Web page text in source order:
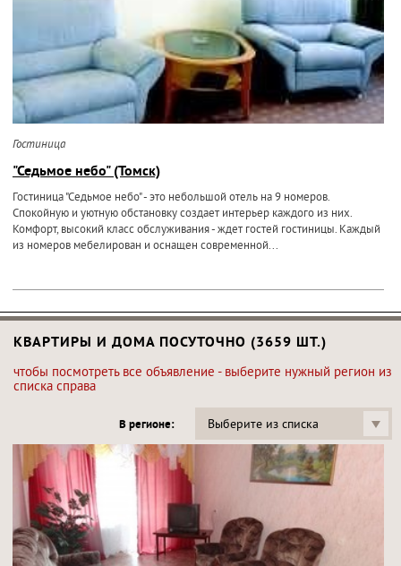
Гостиница
"Седьмое небо" (Томск)
Гостиница "Седьмое небо" - это небольшой отель на 9 номеров.
Спокойную и уютную обстановку создает интерьер каждого из них.
Комфорт, высокий класс обслуживания - ждет гостей гостиницы. Каждый
из номеров мебелирован и оснащен современной...
КВАРТИРЫ И ДОМА ПОСУТОЧНО (3659 ШТ.)
чтобы посмотреть все объявление - выберите нужный регион из
списка справа
В регионе: Выберите из списка